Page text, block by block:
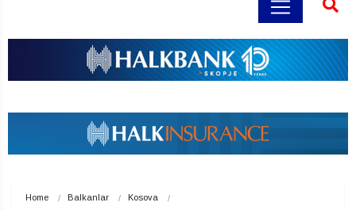
Home Balkanlar Kosova